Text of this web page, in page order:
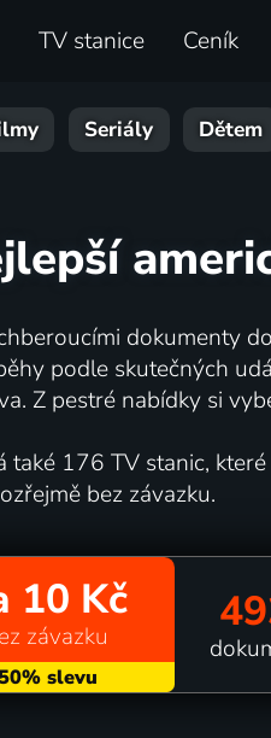
TV stanice Ceník
Seriály Dětem
dokumenty
podle skutečných
Z pestré nabídky si
také 176 TV stanic,
bez závazku.
10 Kč
závazku